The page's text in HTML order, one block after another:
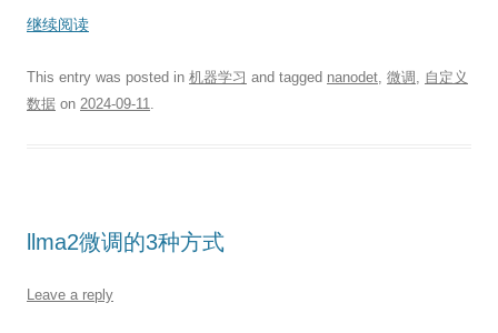
继续阅读
This entry was posted in 机器学习 and tagged nanodet, 微调 , 自定义
数据 on 2024-09-11.
llma2微调的3种方式
Leave a reply